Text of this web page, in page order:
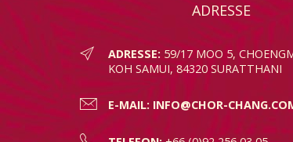
ADRESSE
ADRESSE: 59/17 MOO 5,
KOH SAMUI, 84320 SURATTHANI
E-MAIL: INFO@CHOR-